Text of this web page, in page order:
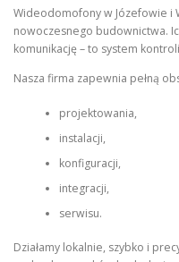
Wideodomofony w Józefowie i
nowoczesnego budownictwa.
komunikację – to system
Nasza firma zapewnia pełną
projektowania,
instalacji,
konfiguracji,
integracji,
serwisu.
Działamy lokalnie, szybko i